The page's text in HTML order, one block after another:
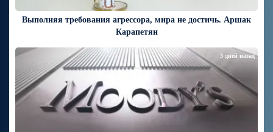
Выполняя требования агрессора, мира не достичь. Аршак
Карапетян
3 дней назад